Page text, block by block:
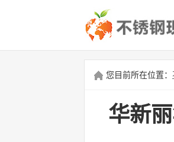
您目前所在位置：
华新